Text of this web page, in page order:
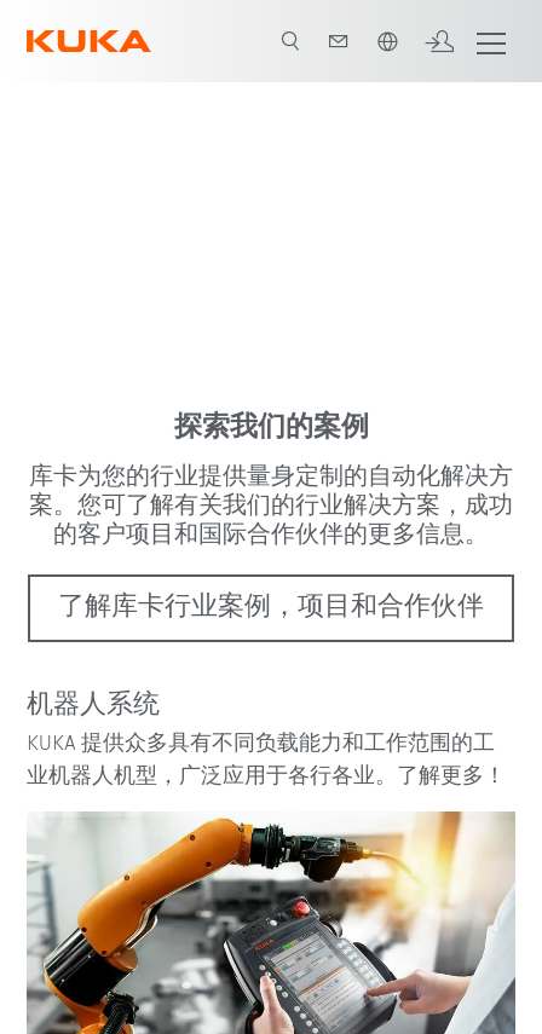
探索我们的案例
库卡为您的行业提供量身定制的自动化解决方
案。您可了解有关我们的行业解决方案，成功
的客户项目和国际合作伙伴的更多信息。
了解库卡行业案例，项目和合作伙伴
机器人系统
KUKA 提供众多具有不同负载能力和工作范围的工
业机器人机型，广泛应用于各行各业。了解更多！